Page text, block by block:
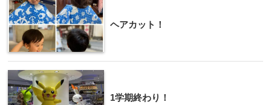
ヘアカット！
1学期終わり！